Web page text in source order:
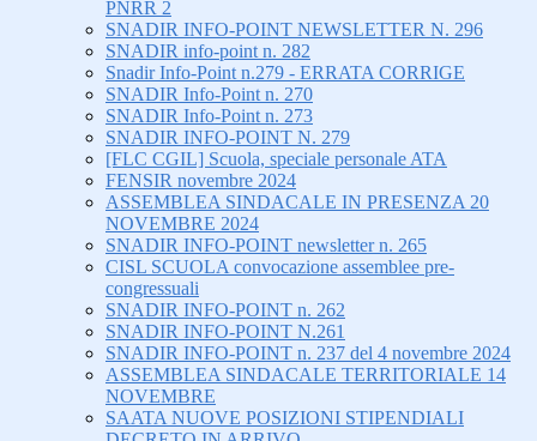
PNRR 2
SNADIR INFO-POINT NEWSLETTER N. 296
SNADIR info-point n. 282
Snadir Info-Point n.279 - ERRATA CORRIGE
SNADIR Info-Point n. 270
SNADIR Info-Point n. 273
SNADIR INFO-POINT N. 279
[FLC CGIL] Scuola, speciale personale ATA
FENSIR novembre 2024
ASSEMBLEA SINDACALE IN PRESENZA 20
NOVEMBRE 2024
SNADIR INFO-POINT newsletter n. 265
CISL SCUOLA convocazione assemblee pre-
congressuali
SNADIR INFO-POINT n. 262
SNADIR INFO-POINT N.261
SNADIR INFO-POINT n. 237 del 4 novembre 2024
ASSEMBLEA SINDACALE TERRITORIALE 14
NOVEMBRE
SAATA NUOVE POSIZIONI STIPENDIALI